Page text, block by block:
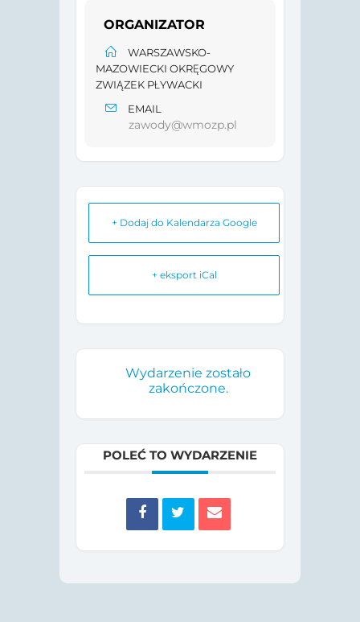
ORGANIZATOR
WARSZAWSKO-
MAZOWIECKI OKRĘGOWY
ZWIĄZEK PŁYWACKI
EMAIL
zawody@wmozp.pl
+ Dodaj do Kalendarza Google
+ eksport iCal
Wydarzenie zostało
zakończone.
POLEĆ TO WYDARZENIE